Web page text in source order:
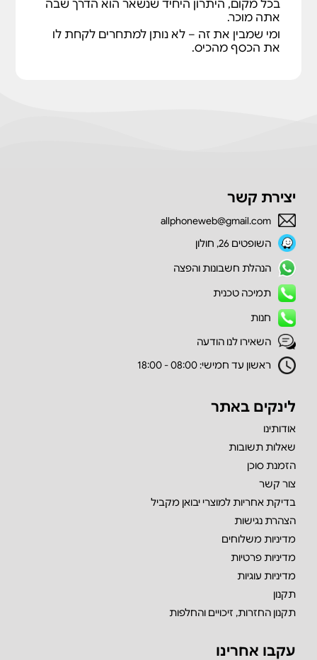
בכל מקום, היתרון היחיד שנשאר הוא הדרך שבה
אתה מוכר.
ומי שמבין את זה – לא נותן למתחרים לקחת לו
את הכסף מהכיס.
יצירת קשר
allphoneweb@gmail.com
השופטים 26, חולון
הנהלת חשבונות והפצה
תמיכה טכנית
חנות
השאירו לנו הודעה
ראשון עד חמישי: 08:00 - 18:00
לינקים באתר
אודותינו
שאלות תשובות
הזמנת סוכן
צור קשר
בדיקת אחריות למוצרי יבואן מקביל
הצהרת נגישות
מדיניות משלוחים
מדיניות פרטיות
מדיניות עוגיות
תקנון
תקנון החזרות, זיכויים והחלפות
עקבו אחרינו